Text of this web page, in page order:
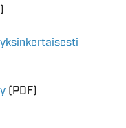
(PDF)